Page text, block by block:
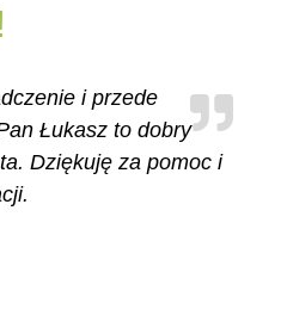
i przede
Łukasz to dobry
Dziękuję za pomoc i